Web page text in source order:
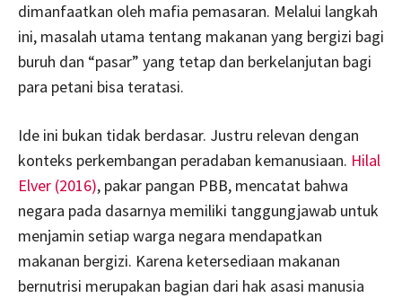
dimanfaatkan oleh mafia pemasaran. Melalui langkah
ini, masalah utama tentang makanan yang bergizi bagi
buruh dan “pasar” yang tetap dan berkelanjutan bagi
para petani bisa teratasi.
Ide ini bukan tidak berdasar. Justru relevan dengan
konteks perkembangan peradaban kemanusiaan. Hilal
Elver (2016), pakar pangan PBB, mencatat bahwa
negara pada dasarnya memiliki tanggungjawab untuk
menjamin setiap warga negara mendapatkan
makanan bergizi. Karena ketersediaan makanan
bernutrisi merupakan bagian dari hak asasi manusia